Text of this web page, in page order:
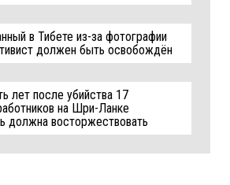
в Тибете из-за фотографии
должен быть освобождён
лет после убийства 17
на Шри-Ланке
должна восторжествовать